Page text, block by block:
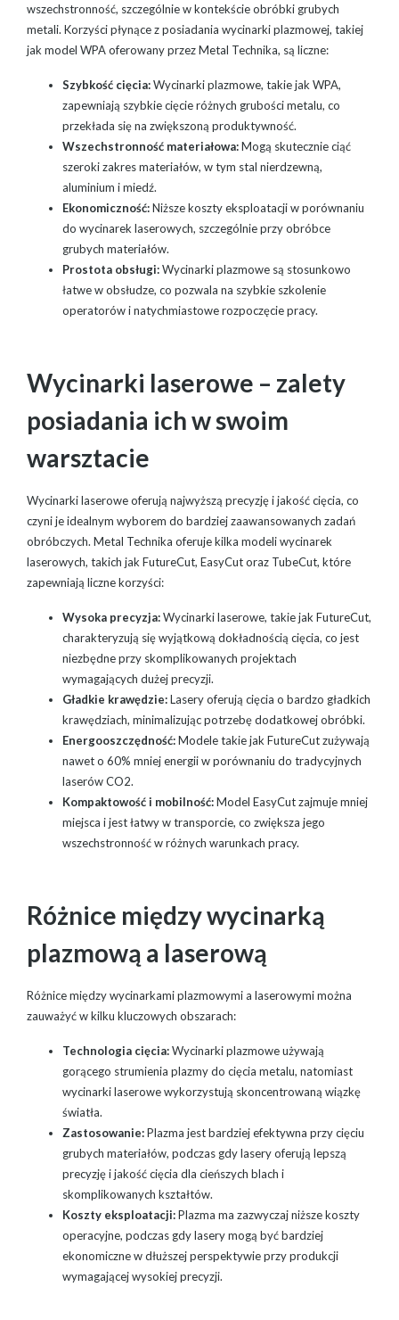
wszechstronność, szczególnie w kontekście obróbki grubych
metali. Korzyści płynące z posiadania wycinarki plazmowej, takiej
jak model WPA oferowany przez Metal Technika, są liczne:
Szybkość cięcia:Wycinarki plazmowe, takie jak WPA,
zapewniają szybkie cięcie różnych grubości metalu, co
przekłada się na zwiększoną produktywność.
Wszechstronność materiałowa:Mogą skutecznie ciąć
szeroki zakres materiałów, w tym stal nierdzewną,
aluminium i miedź.
Ekonomiczność:Niższe koszty eksploatacji w porównaniu
do wycinarek laserowych, szczególnie przy obróbce
grubych materiałów.
Prostota obsługi:Wycinarki plazmowe są stosunkowo
łatwe w obsłudze, co pozwala na szybkie szkolenie
operatorów i natychmiastowe rozpoczęcie pracy.
Wycinarki laserowe – zalety
posiadania ich w swoim
warsztacie
Wycinarki laserowe oferują najwyższą precyzję i jakość cięcia, co
czyni je idealnym wyborem do bardziej zaawansowanych zadań
obróbczych. Metal Technika oferuje kilka modeli wycinarek
laserowych, takich jak FutureCut, EasyCut oraz TubeCut, które
zapewniają liczne korzyści:
Wysoka precyzja:Wycinarki laserowe, takie jak FutureCut,
charakteryzują się wyjątkową dokładnością cięcia, co jest
niezbędne przy skomplikowanych projektach
wymagających dużej precyzji.
Gładkie krawędzie:Lasery oferują cięcia o bardzo gładkich
krawędziach, minimalizując potrzebę dodatkowej obróbki.
Energooszczędność:Modele takie jak FutureCut zużywają
nawet o 60% mniej energii w porównaniu do tradycyjnych
laserów CO2.
Kompaktowość i mobilność:Model EasyCut zajmuje mniej
miejsca i jest łatwy w transporcie, co zwiększa jego
wszechstronność w różnych warunkach pracy.
Różnice między wycinarką
plazmową a laserową
Różnice między wycinarkami plazmowymi a laserowymi można
zauważyć w kilku kluczowych obszarach:
Technologia cięcia:Wycinarki plazmowe używają
gorącego strumienia plazmy do cięcia metalu, natomiast
wycinarki laserowe wykorzystują skoncentrowaną wiązkę
światła.
Zastosowanie:Plazma jest bardziej efektywna przy cięciu
grubych materiałów, podczas gdy lasery oferują lepszą
precyzję i jakość cięcia dla cieńszych blach i
skomplikowanych kształtów.
Koszty eksploatacji:Plazma ma zazwyczaj niższe koszty
operacyjne, podczas gdy lasery mogą być bardziej
ekonomiczne w dłuższej perspektywie przy produkcji
wymagającej wysokiej precyzji.